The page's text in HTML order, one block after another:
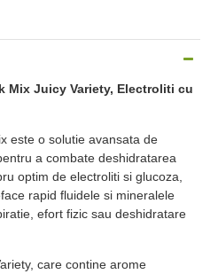
Mix Juicy Variety, Electroliti cu
este o solutie avansata de
a combate deshidratarea
optim de electroliti si glucoza,
rapid fluidele si mineralele
efort fizic sau deshidratare
care contine arome